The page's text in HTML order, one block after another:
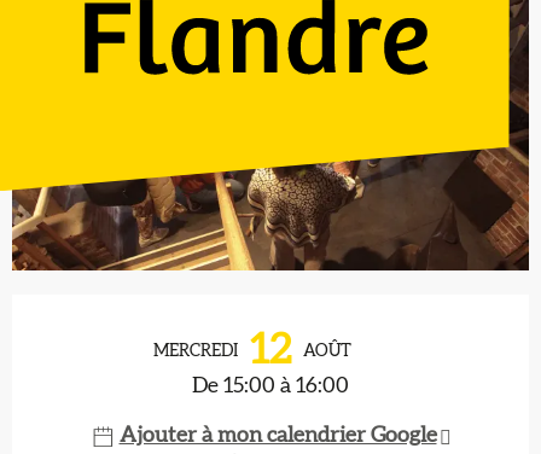
MERCREDI 12 AOÛT
De 15:00 à 16:00
Ajouter à mon calendrier Google